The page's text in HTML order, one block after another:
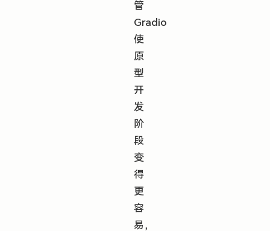
管
Gradio
使
原
型
开
发
阶
段
变
得
更
容
易，